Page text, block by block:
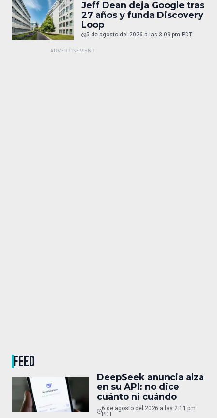
Jeff Dean deja Google tras
27 años y funda Discovery
Loop
5 de agosto del 2026 a las 3:09 pm PDT
FEED
DeepSeek anuncia alza
en su API: no dice
cuánto ni cuándo
6 de agosto del 2026 a las 2:11 pm
PDT